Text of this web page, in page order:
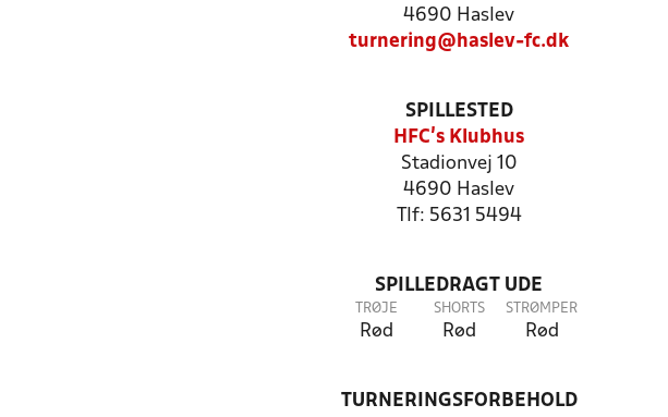
4690 Haslev
turnering@haslev-fc.dk
SPILLESTED
HFC's Klubhus
Stadionvej 10
4690 Haslev
Tlf: 5631 5494
SPILLEDRAGT UDE
TRØJE
Rød
SHORTS
Rød
STRØMPER
Rød
TURNERINGSFORBEHOLD